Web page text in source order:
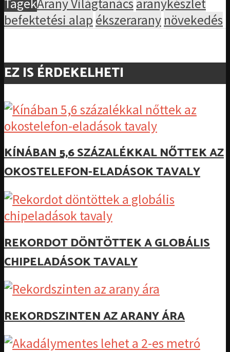
TagekArany Világtanács aranykészlet
befektetési alap ékszerarany növekedés
EZ IS ÉRDEKELHETI
KÍNÁBAN 5,6 SZÁZALÉKKAL NŐTTEK AZ
OKOSTELEFON-ELADÁSOK TAVALY
REKORDOT DÖNTÖTTEK A GLOBÁLIS
CHIPELADÁSOK TAVALY
REKORDSZINTEN AZ ARANY ÁRA